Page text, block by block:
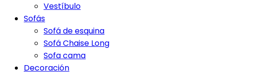
Vestíbulo
Sofás
Sofá de esquina
Sofá Chaise Long
Sofa cama
Decoración